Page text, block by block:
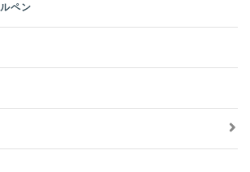
ペン